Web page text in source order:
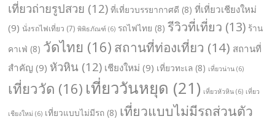
เที่ยวถ่ายรูปสวย (12) ที่เที่ยวบรรยากาศดี (8) ที่เที่ยวเชียงใหม่
(9) นั่งรถไฟเที่ยว (7) พิพิธภัณฑ์ (6) รถไฟไทย (8) รีวิวที่เที่ยว (13) ร้าน
คาเฟ่ (8) วัดไทย (16) สถานที่ท่องเที่ยว (14) สถานที่
สำคัญ (9) หัวหิน (12) เชียงใหม่ (9) เที่ยวทะเล (8) เที่ยวน่าน (6)
เที่ยววัด (16) เที่ยววันหยุด (21) เที่ยวหัวหิน (6) เที่ยว
เชียงใหม่ (6) เที่ยวแบบไม่มีรถ (8) เที่ยวแบบไม่มีรถส่วนตัว